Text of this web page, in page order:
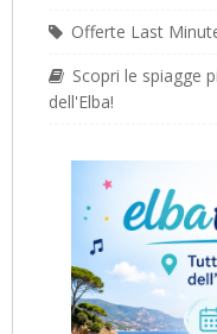
Offerte Last
Scopri le spiagge
dell'Elba!